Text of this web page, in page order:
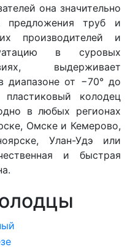
она значительно
предложения труб и
производителей и
в суровых
выдерживает
диапазоне от −70° до
колодец
в любых регионах
Омске и Кемерово,
Улан-Удэ или
и быстрая